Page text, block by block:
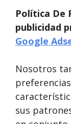
Política De
publicidad
Google
Nosotros
sus